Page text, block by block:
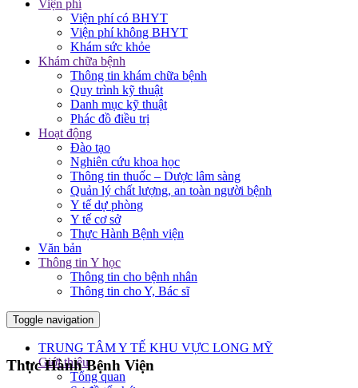
Viện phí
Viện phí có BHYT
Viện phí không BHYT
Khám sức khỏe
Khám chữa bệnh
Thông tin khám chữa bệnh
Quy trình kỹ thuật
Danh mục kỹ thuật
Phác đồ điều trị
Hoạt động
Đào tạo
Nghiên cứu khoa học
Thông tin thuốc – Dược lâm sàng
Quản lý chất lượng, an toàn người bệnh
Y tế dự phòng
Y tế cơ sở
Thực Hành Bệnh viện
Văn bản
Thông tin Y học
Thông tin cho bệnh nhân
Thông tin cho Y, Bác sĩ
Toggle navigation
TRUNG TÂM Y TẾ KHU VỰC LONG MỸ
Giới thiệu
Tổng quan
Thực Hành Bệnh Viện